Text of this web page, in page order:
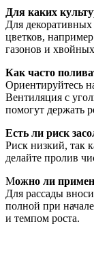
Для каких
Для декоративных
цветков,
газонов и
Как часто
Ориентируйтесь
Вентиляция с
помогут держать
Есть ли риск
Риск низкий, так
делайте пролив
Можно ли
Для рассады
полной при
и темпом роста.